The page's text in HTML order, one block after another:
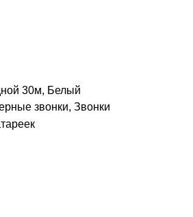
30м, Белый
звонки, Звонки